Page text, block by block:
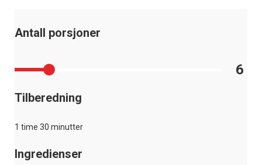
Antall porsjoner
6
Tilberedning
1 time 30 minutter
Ingredienser